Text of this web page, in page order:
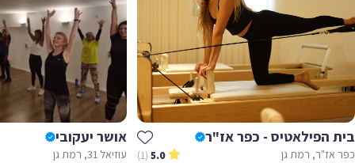
הפילאטיס - כפר אז"ר
אז"ר, רמת גן 5.0
(1)
אושר יעקובי
עוזיאל 31, רמת גן